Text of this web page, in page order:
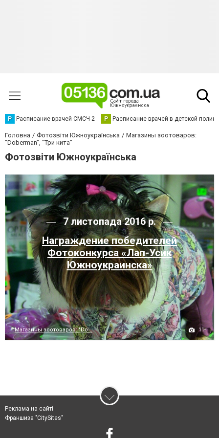
Р Расписание врачей СМСЧ-2 Р Расписание врачей в детской
Головна Фотозвіти Южноукраїнська
Магазины зоотоваров:
"Doberman", "Три кита"
Фотозвіти Южноукраїнська
7 листопада 2016 р.
Награждение победителей
Фотоконкурса «Лап-Усик
Южноукраинска»
Магазины зоотоваров: "Do... 11
Реклама на сайті
Франшиза "CitySites"